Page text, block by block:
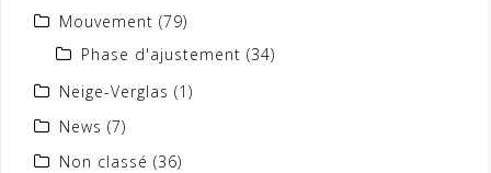
Mouvement (79)
Phase d'ajustement (34)
Neige-Verglas (1)
News (7)
Non classé (36)